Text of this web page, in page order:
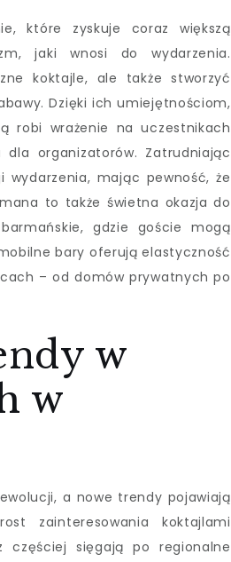
które zyskuje coraz większą
jaki wnosi do wydarzenia.
koktajle, ale także stworzyć
Dzięki ich umiejętnościom,
robi wrażenie na uczestnikach
organizatorów. Zatrudniając
mając pewność, że
to także świetna okazja do
gdzie goście mogą
bary oferują elastyczność
– od domów prywatnych po
w
w
a nowe trendy pojawiają
zainteresowania koktajlami
częściej sięgają po regionalne